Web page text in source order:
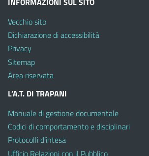
Vecchio sito
Dichiarazione di accessibilità
Privacy
Sitemap
Area riservata
L’A.T. DI TRAPANI
Manuale di gestione documentale
Codici di comportamento e disciplinari
Protocolli d’intesa
Ufficio Relazioni con il Pubblico